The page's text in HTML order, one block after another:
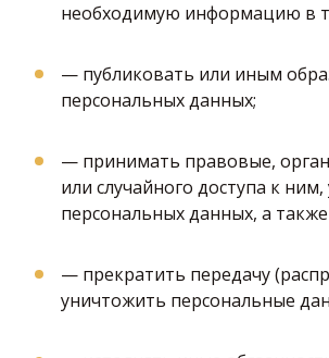
необходимую информацию в
— публиковать или иным
персональных данных;
— принимать правовые,
или случайного доступа к
персональных данных, а
— прекратить передачу
уничтожить персональные